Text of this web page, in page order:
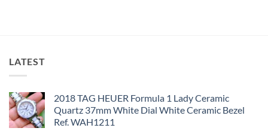
LATEST
2018 TAG HEUER Formula 1 Lady Ceramic
Quartz 37mm White Dial White Ceramic Bezel
Ref. WAH1211